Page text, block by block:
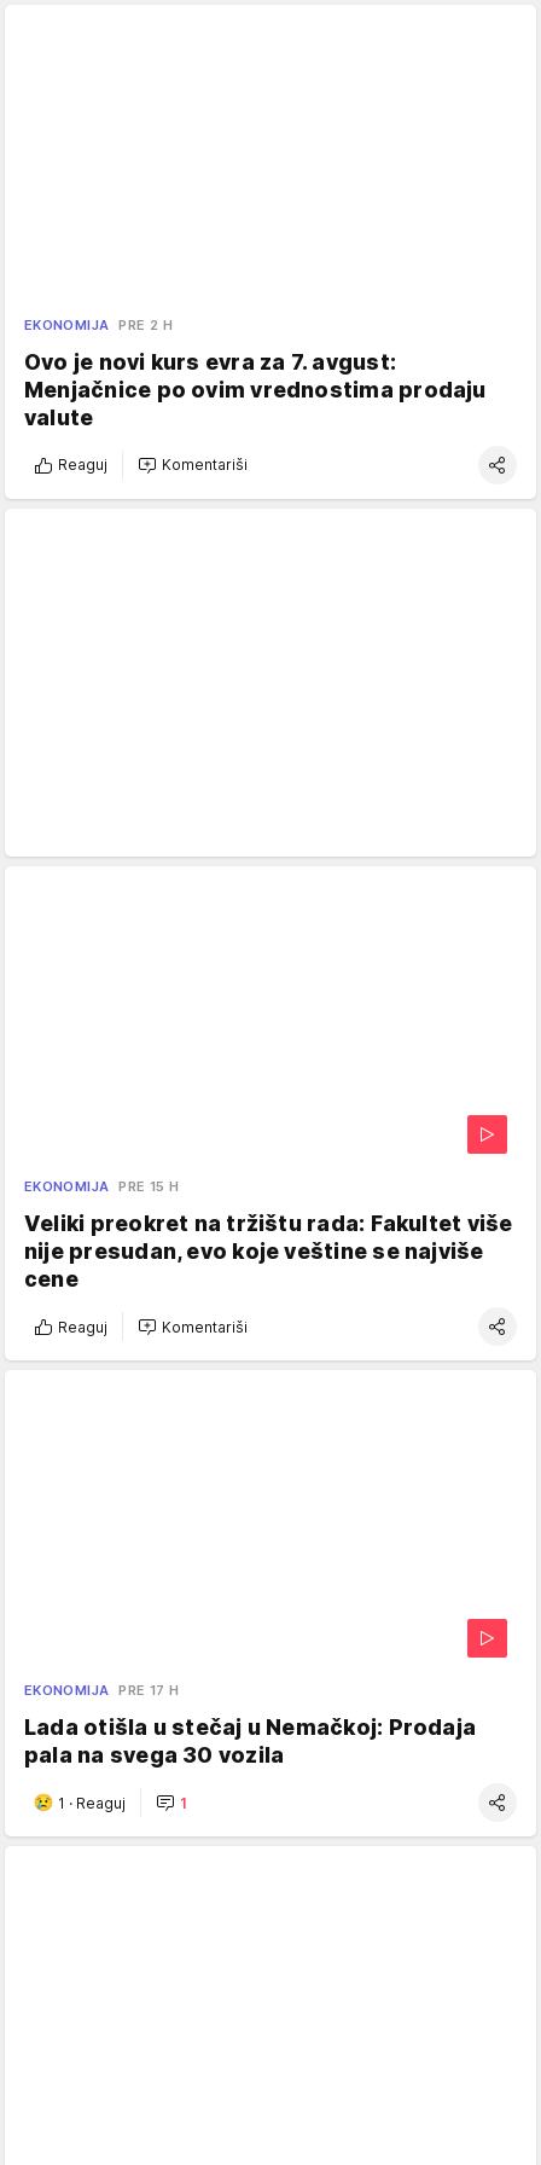
EKONOMIJA PRE 2 H
Ovo je novi kurs evra za 7. avgust:
Menjačnice po ovim vrednostima prodaju
valute
Reaguj Komentariši
EKONOMIJA PRE 15 H
Veliki preokret na tržištu rada: Fakultet više
nije presudan, evo koje veštine se najviše
cene
Reaguj Komentariši
EKONOMIJA PRE 17 H
Lada otišla u stečaj u Nemačkoj: Prodaja
pala na svega 30 vozila
1 · Reaguj 1